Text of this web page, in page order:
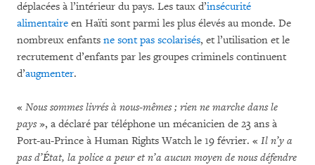
déplacées à l’intérieur du pays. Les taux d’insécurité
alimentaire en Haïti sont parmi les plus élevés au monde. De
nombreux enfants ne sont pas scolarisés, et l’utilisation et le
recrutement d’enfants par les groupes criminels continuent
d’augmenter.
« Nous sommes livrés à nous-mêmes ; rien ne marche dans le
pays», a déclaré par téléphone un mécanicien de 23 ans à
Port-au-Prince à Human Rights Watch le 19 février. « Il n’y a
pas d’État, la police a peur et n’a aucun moyen de nous défendre